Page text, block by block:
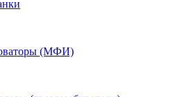
(МФИ)